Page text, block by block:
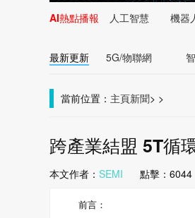
AI熱點播報 人工智慧 機器
最新更新 5G/物聯網
當前位置： 主頁 >
新聞 >
跨產業結盟 5T循
本文作者： SEMI 點擊： 6044
前言：